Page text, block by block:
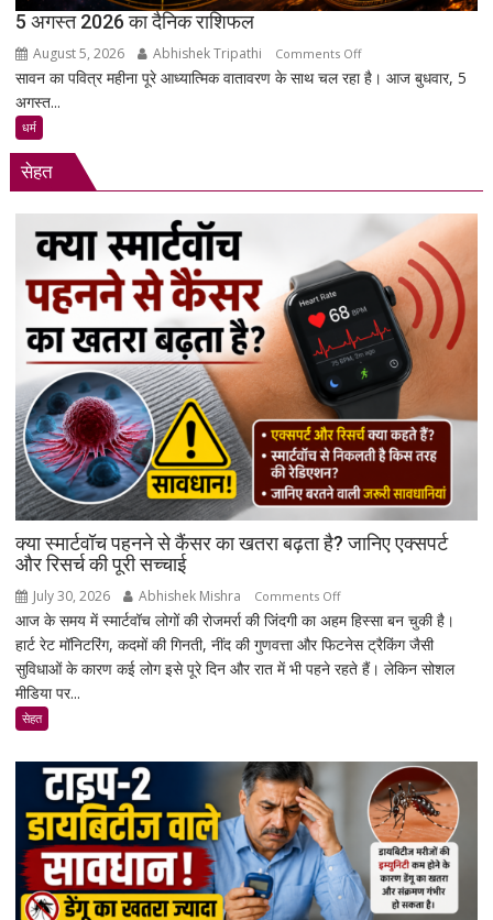
उनकी
5 अगस्त 2026 का दैनिक राशिफल
August 5, 2026 Abhishek Tripathi Comments Offon
5
सावन का पवित्र महीना पूरे आध्यात्मिक वातावरण के साथ चल रहा है। आज बुधवार, 5
अगस्त...
धर्म
सेहत
क्या स्मार्टवॉच पहनने से कैंसर का खतरा बढ़ता है? जानिए एक्सपर्ट
और रिसर्च की पूरी सच्चाई
July 30, 2026 Abhishek Mishra Comments Offon
क्या
स्मार्टवॉच
पहनने
खतरा
जानिए
एक्सपर्ट
और
रिसर्च
आज के समय में स्मार्टवॉच लोगों की रोजमर्रा की जिंदगी का अहम हिस्सा बन चुकी है।
हार्ट रेट मॉनिटरिंग, कदमों की गिनती, नींद की गुणवत्ता और फिटनेस ट्रैकिंग जैसी
सुविधाओं के कारण कई लोग इसे पूरे दिन और रात में भी पहने रहते हैं। लेकिन सोशल
मीडिया पर...
सेहत